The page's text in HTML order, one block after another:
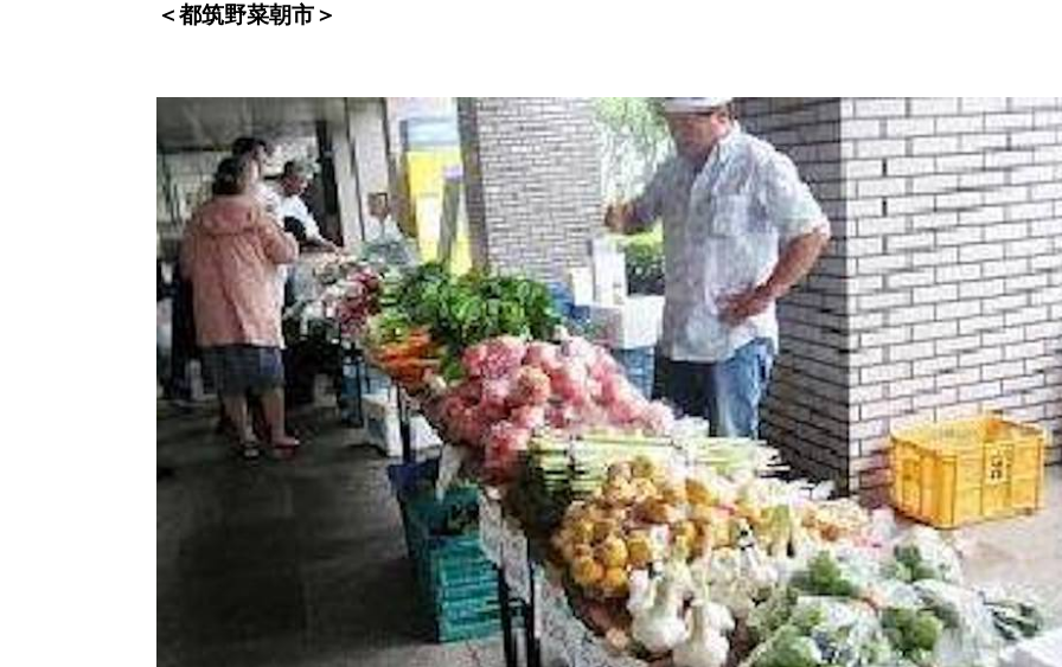
＜都筑野菜朝市＞